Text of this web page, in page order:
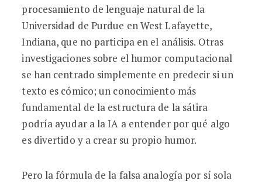
procesamiento de lenguaje natural de la
Universidad de Purdue en West Lafayette,
Indiana, que no participa en el análisis. Otras
investigaciones sobre el humor computacional
se han centrado simplemente en predecir si un
texto es cómico; un conocimiento más
fundamental de la estructura de la sátira
podría ayudar a la IA a entender por qué algo
es divertido y a crear su propio humor.
Pero la fórmula de la falsa analogía por sí sola